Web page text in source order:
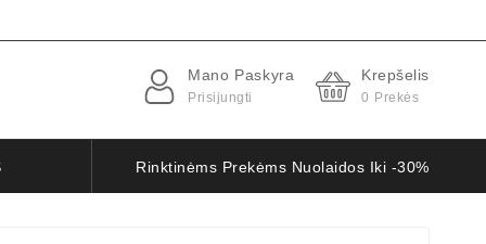
Mano Paskyra
Prisijungti
Krepšelis
0 Prekės
Rinktinėms Prekėms Nuolaidos Iki -30%